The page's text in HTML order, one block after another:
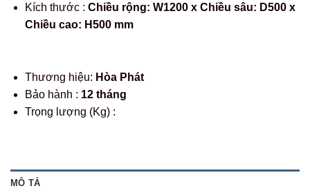
Kích thước : Chiều rộng: W1200 x Chiều sâu: D500 x
Chiều cao: H500 mm
Thương hiệu: Hòa Phát
Bảo hành : 12 tháng
Trọng lượng (Kg) :
MÔ TẢ